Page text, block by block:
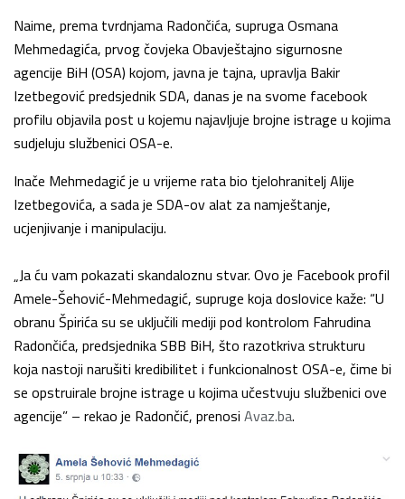
Naime, prema tvrdnjama Radončića, supruga Osmana
Mehmedagića, prvog čovjeka Obavještajno sigurnosne
agencije BiH (OSA) kojom, javna je tajna, upravlja Bakir
Izetbegović predsjednik SDA, danas je na svome facebook
profilu objavila post u kojemu najavljuje brojne istrage u kojima
sudjeluju službenici OSA-e.
Inače Mehmedagić je u vrijeme rata bio tjelohranitelj Alije
Izetbegovića, a sada je SDA-ov alat za namještanje,
ucjenjivanje i manipulaciju.
„Ja ću vam pokazati skandaloznu stvar. Ovo je Facebook profil
Amele-Šehović-Mehmedagić, supruge koja doslovice kaže: “U
obranu Špirića su se uključili mediji pod kontrolom Fahrudina
Radončića, predsjednika SBB BiH, što razotkriva strukturu
koja nastoji narušiti kredibilitet i funkcionalnost OSA-e, čime bi
se opstruirale brojne istrage u kojima učestvuju službenici ove
agencije” – rekao je Radončić, prenosi Avaz.ba.